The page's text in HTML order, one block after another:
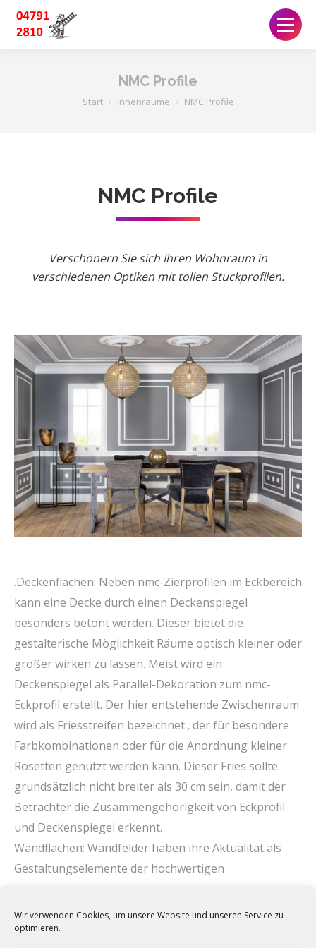
Wir verwenden Cookies, um unsere Website und unseren Service zu
optimieren.
NMC Profile
Sie befinden sich hier:
Start Innenräume NMC Profile
NMC Profile
Verschönern Sie sich Ihren Wohnraum in
verschiedenen Optiken mit tollen Stuckprofilen.
.Deckenflächen: Neben nmc-Zierprofilen im Eckbereich
kann eine Decke durch einen Deckenspiegel
besonders betont werden. Dieser bietet die
gestalterische Möglichkeit Räume optisch kleiner oder
größer wirken zu lassen. Meist wird ein
Deckenspiegel als Parallel-Dekoration zum nmc-
Eckprofil erstellt. Der hier entstehende Zwischenraum
wird als Friesstreifen bezeichnet., der für besondere
Farbkombinationen oder für die Anordnung kleiner
Rosetten genutzt werden kann. Dieser Fries sollte
grundsätzlich nicht breiter als 30 cm sein, damit der
Betrachter die Zusammengehörigkeit von Eckprofil
und Deckenspiegel erkennt.
Wandflächen: Wandfelder haben ihre Aktualität als
Gestaltungselemente der hochwertigen
Richtigen Dimensionierung und Plazierung von
Wandfeldern hat man die Möglichkeit, Wände optisch